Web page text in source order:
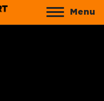
Menu